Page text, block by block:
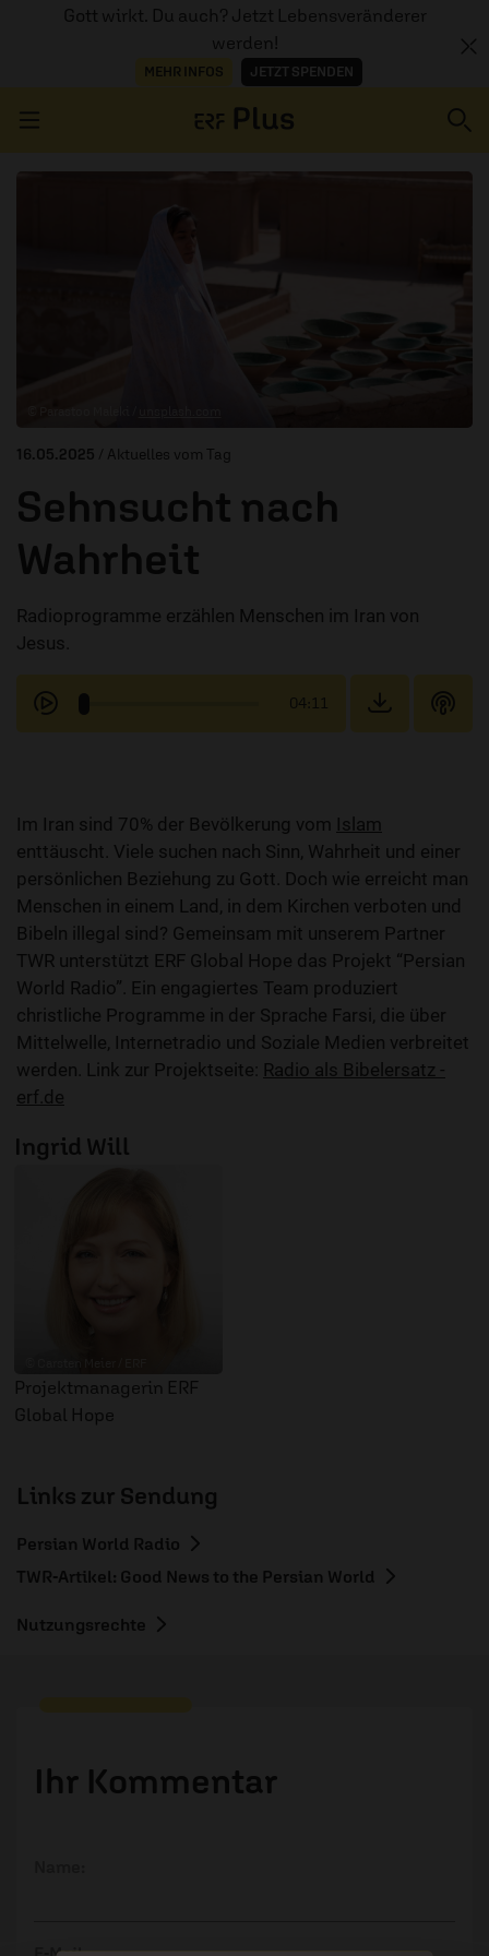
Gott wirkt. Du auch? Jetzt Lebensveränderer
werden!
MEHR INFOS JETZT SPENDEN
16.05.2025 / Aktuelles vom Tag
Sehnsucht nach
Wahrheit
Radioprogramme erzählen Menschen im Iran von
Jesus.
04:11
Im Iran sind 70% der Bevölkerung vom Islam
enttäuscht. Viele suchen nach Sinn, Wahrheit und einer
persönlichen Beziehung zu Gott. Doch wie erreicht man
Menschen in einem Land, in dem Kirchen verboten und
Bibeln illegal sind? Gemeinsam mit unserem Partner
TWR unterstützt ERF Global Hope das Projekt “Persian
World Radio”. Ein engagiertes Team produziert
christliche Programme in der Sprache Farsi, die über
Mittelwelle, Internetradio und Soziale Medien verbreitet
werden. Link zur Projektseite: Radio als Bibelersatz -
erf.de
Ingrid Will
Projektmanagerin ERF
Global Hope
Links zur Sendung
Persian World Radio
TWR-Artikel: Good News to the Persian World
Nutzungsrechte
Ihr Kommentar